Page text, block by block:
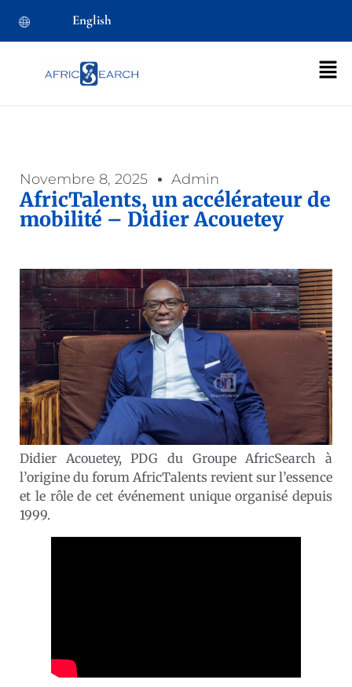
English
Novembre 8, 2025 Admin
AfricTalents, un accélérateur de
mobilité – Didier Acouetey
Didier Acouetey, PDG du Groupe AfricSearch à
l’origine du forum AfricTalents revient sur l’essence
et le rôle de cet événement unique organisé depuis
1999.